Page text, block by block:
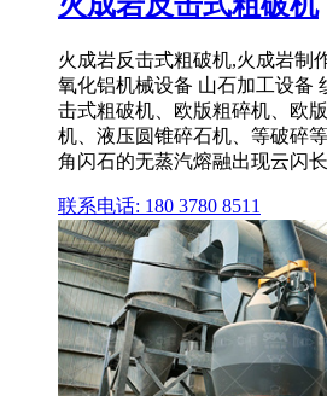
火成岩反击式粗破机,火成岩制
氧化铝机械设备 山石加工设备
击式粗破机、欧版粗碎机、欧
机、液压圆锥碎石机、等破碎
角闪石的无蒸汽熔融出现云闪
联系电话: 180 3780 8511